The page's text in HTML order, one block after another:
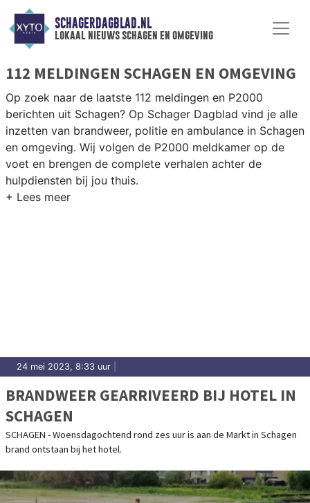
SCHAGERDAGBLAD.NL
lokaal nieuws schagen en omgeving
112 MELDINGEN SCHAGEN EN OMGEVING
Op zoek naar de laatste 112 meldingen en P2000
berichten uit Schagen? Op Schager Dagblad vind je alle
inzetten van brandweer, politie en ambulance in Schagen
en omgeving. Wij volgen de P2000 meldkamer op de
voet en brengen de complete verhalen achter de
hulpdiensten bij jou thuis.
24 mei 2023, 8:33 uur
BRANDWEER GEARRIVEERD BIJ HOTEL IN
SCHAGEN
SCHAGEN - Woensdagochtend rond zes uur is aan de Markt in Schagen
brand ontstaan bij het hotel.